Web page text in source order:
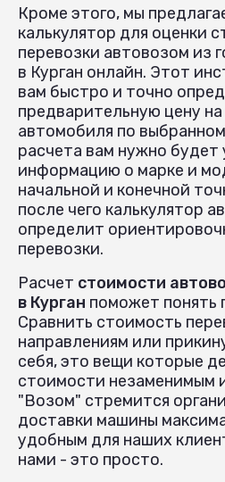
Кроме этого, мы
калькулятор для оценки
перевозки автовозом из
в Курган онлайн. Этот
вам быстро и точно
предварительную цену на
автомобиля по
расчета вам нужно будет
информацию о марке и
начальной и конечной
после чего калькулятор
определит
перевозки.
Расчет стоимости
в Курган поможет понять
Сравнить стоимость
направлениям или
себя, это вещи которые
стоимости незаменимым
"Возом" стремится
доставки машины
удобным для наших
нами - это просто.